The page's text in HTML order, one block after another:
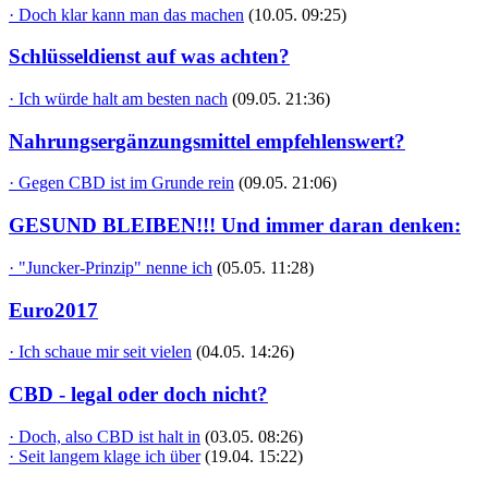
· Doch klar kann man das machen (10.05. 09:25)
Schlüsseldienst auf was achten?
· Ich würde halt am besten nach (09.05. 21:36)
Nahrungsergänzungsmittel empfehlenswert?
· Gegen CBD ist im Grunde rein (09.05. 21:06)
GESUND BLEIBEN!!! Und immer daran denken:
· "Juncker-Prinzip" nenne ich (05.05. 11:28)
Euro2017
· Ich schaue mir seit vielen (04.05. 14:26)
CBD - legal oder doch nicht?
· Doch, also CBD ist halt in (03.05. 08:26)
· Seit langem klage ich über (19.04. 15:22)